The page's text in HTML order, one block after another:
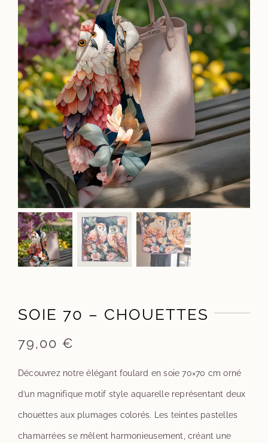
SOIE 70 – CHOUETTES
79,00 €
Découvrez notre élégant foulard en soie 70×70 cm orné
d’un magnifique motif style aquarelle représentant deux
chouettes aux plumages colorés. Les teintes pastelles
chamarrées se mêlent harmonieusement, créant une